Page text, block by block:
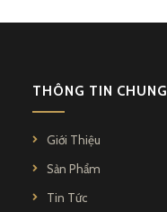
THÔNG TIN CHUNG
Giới Thiệu
Sản Phẩm
Tin Tức